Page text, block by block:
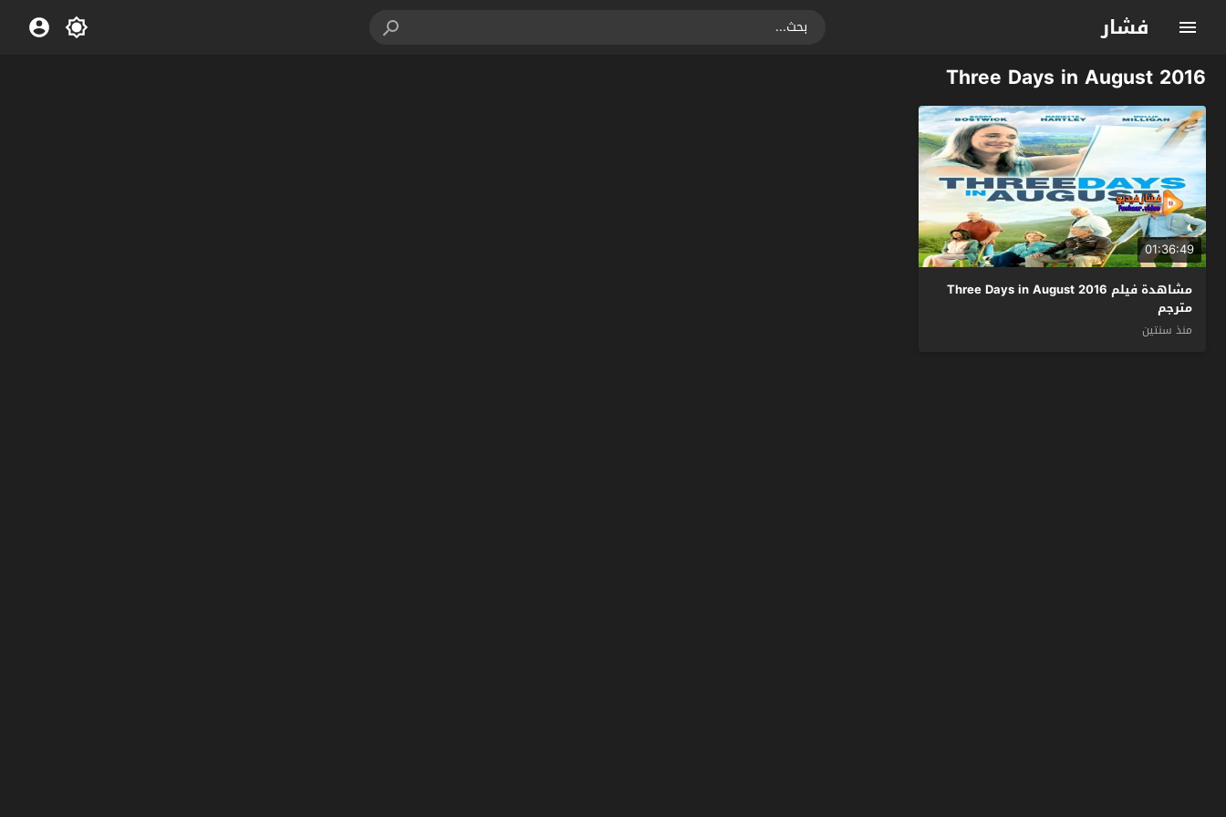
فشار
Three Days in August 2016
01:36:49
مشاهدة فيلم Three Days in August 2016
مترجم
منذ سنتين